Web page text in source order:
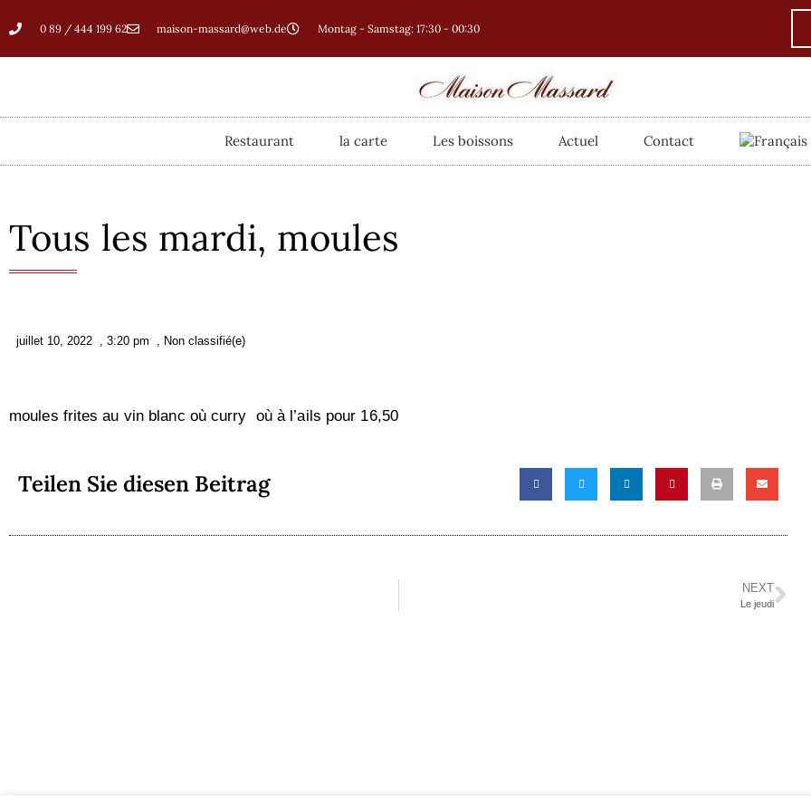
0 89 / 444 199 62 maison-massard@web.de Montag - Samstag: 17:30 - 00:30
Restaurant la carte Les boissons Actuel Contact
Tous les mardi, moules
juillet 10, 2022 3:20 pm Non classifié(e)
moules frites au vin blanc où curry où à l’ails pour 16,50
Teilen Sie diesen Beitrag
NEXT
Le jeudi